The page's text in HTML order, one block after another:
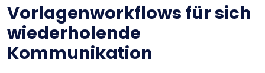
Vorlagenworkflows für sich
wiederholende
Kommunikation